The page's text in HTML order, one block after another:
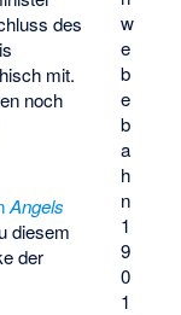
w
e
b
e
b
a
h
n
1
9
0
1
des
mit.
noch
Angels
diesem
der